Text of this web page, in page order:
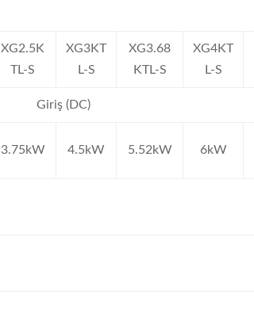
XG2.5K
TL-S
XG3KT
L-S
XG3.68
KTL-S
XG4KT
L-S
Giriş (DC)
3.75kW 4.5kW 5.52kW 6kW